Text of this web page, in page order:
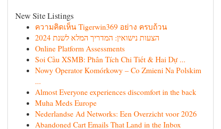
New Site Listings
ความคิดเห็น Tigerwin369 อย่าง ครบถ้วน
הצעות נישואין: המדריך המלא לשנת 2024
Online Platform Assessments
Soi Cầu XSMB: Phân Tích Chi Tiết & Hai Dự ...
Nowy Operator Komórkowy – Co Zmieni Na Polskim
...
Almost Everyone experiences discomfort in the back
Muha Meds Europe
Nederlandse Ad Networks: Een Overzicht voor 2026
Abandoned Cart Emails That Land in the Inbox